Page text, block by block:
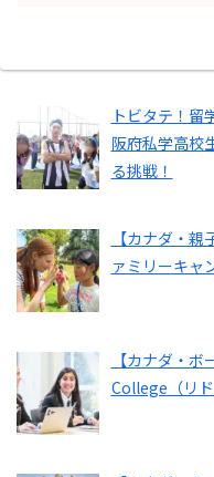
トビタテ！
阪府私学高校
る挑戦！
【カナダ・
ァミリーキャ
【カナダ・
College（リド